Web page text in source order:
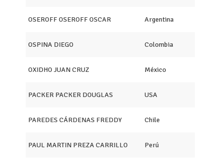
OSEROFF OSEROFF OSCAR Argentina
OSPINA DIEGO Colombia
OXIDHO JUAN CRUZ México
PACKER PACKER DOUGLAS USA
PAREDES CÁRDENAS FREDDY Chile
PAUL MARTIN PREZA CARRILLO Perú